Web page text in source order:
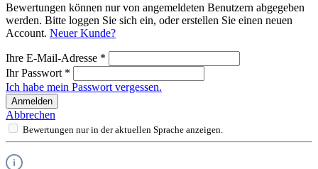
Bewertungen können nur von angemeldeten Benutzern abgegeben
werden. Bitte loggen Sie sich ein, oder erstellen Sie einen neuen
Account. Neuer Kunde?
Ihre E-Mail-Adresse *
Ihr Passwort *
Ich habe mein Passwort vergessen.
Anmelden
Abbrechen
Bewertungen nur in der aktuellen Sprache anzeigen.